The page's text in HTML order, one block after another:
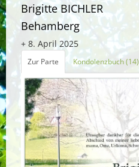
Brigitte BICHLER
Behamberg
+ 8. April 2025
Zur Parte Kondolenzbuch (14)